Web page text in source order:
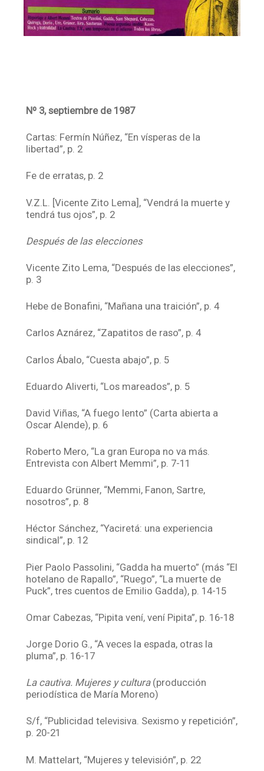
Nº 3, septiembre de 1987
Cartas: Fermín Núñez, “En vísperas de la
libertad”, p. 2
Fe de erratas, p. 2
V.Z.L. [Vicente Zito Lema], “Vendrá la muerte y
tendrá tus ojos”, p. 2
Después de las elecciones
Vicente Zito Lema, “Después de las elecciones”,
p. 3
Hebe de Bonafini, “Mañana una traición”, p. 4
Carlos Aznárez, “Zapatitos de raso”, p. 4
Carlos Ábalo, “Cuesta abajo”, p. 5
Eduardo Aliverti, “Los mareados”, p. 5
David Viñas, “A fuego lento” (Carta abierta a
Oscar Alende), p. 6
Roberto Mero, “La gran Europa no va más.
Entrevista con Albert Memmi”, p. 7-11
Eduardo Grünner, “Memmi, Fanon, Sartre,
nosotros”, p. 8
Héctor Sánchez, “Yaciretá: una experiencia
sindical”, p. 12
Pier Paolo Passolini, “Gadda ha muerto” (más “El
hotelano de Rapallo”, “Ruego”, “La muerte de
Puck”, tres cuentos de Emilio Gadda), p. 14-15
Omar Cabezas, “Pipita vení, vení Pipita”, p. 16-18
Jorge Dorio G., “A veces la espada, otras la
pluma”, p. 16-17
La cautiva. Mujeres y cultura(producción
periodística de María Moreno)
S/f, “Publicidad televisiva. Sexismo y repetición”,
p. 20-21
M. Mattelart, “Mujeres y televisión”, p. 22